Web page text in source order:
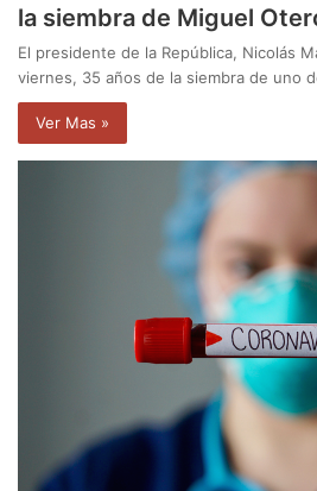
la siembra de Miguel
El presidente de la República, Nicolás
viernes, 35 años de la siembra de uno
Ver Mas »